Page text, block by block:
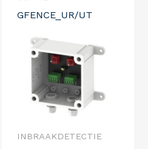
GFENCE_UR/UT
INBRAAKDETECTIE